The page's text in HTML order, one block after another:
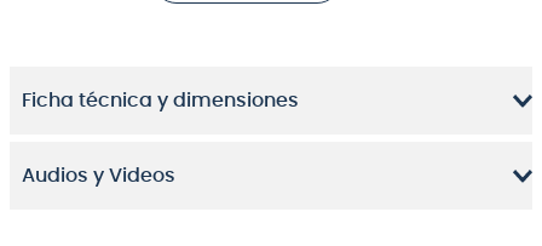
El conector del Circuit Breaker incluye un interruptor
de seguridad que permite cambios de instrumento en
pulsado el interruptor para silenciar la señal del
Ficha técnica y dimensiones
Audios y Videos